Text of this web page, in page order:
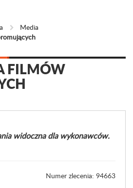
Media
FILMÓW
widoczna dla wykonawców.
Numer zlecenia: 94663